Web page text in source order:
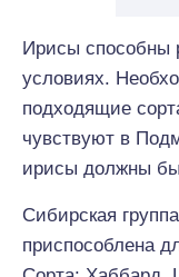
Ирисы способны
условиях.
подходящие
чувствуют в
ирисы должны
Сибирская
приспособлена